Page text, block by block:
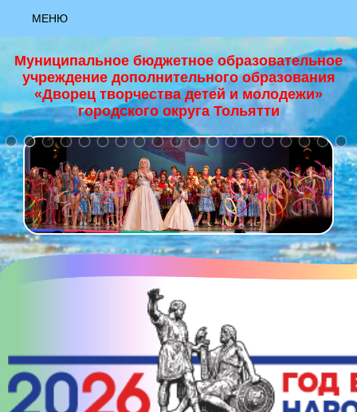
МЕНЮ
АКТУАЛЬНО
НОВОСТИ
НАЦИОНАЛЬНЫЙ ПРОЕКТ "ОБРАЗОВАНИЕ"
+
ЗАЯВКА «РИСУЮ КАК ХУДОЖНИК»
ЗАЯВКА «ЮНЫЙ ХУДОЖНИК»
ЗАЯВКА «ЯРКИЕ КРАСКИ ЛЕТА»
МАСТЕР-КЛАСС "ОСНОВЫ ХОРЕОГРАФИИ""
МАСТЕР-КЛАСС "ПАПЕРТОЛЬ""
МАСТЕР-КЛАСС "ПЕРВЫЕ ВЕСЕННИЕ ЦВЕТЫ, ГУАШЬ""
МАСТЕР-КЛАСС "ПРОФИЛЬНАЯ СМЕНА «РИСУЮ КАК
ХУДОЖНИК»""
Муниципальное бюджетное образовательное
учреждение дополнительного образования
«Дворец творчества детей и молодежи»
городского округа Тольятти